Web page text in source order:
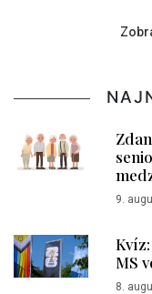
9.
MS
8.